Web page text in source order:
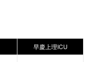
早慶上理ICU